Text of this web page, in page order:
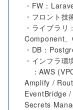
・FW：
・フロント
・ライブラ
Component
・DB：
・インフラ環
：AWS
Amplify /
EventBridge
Secrets